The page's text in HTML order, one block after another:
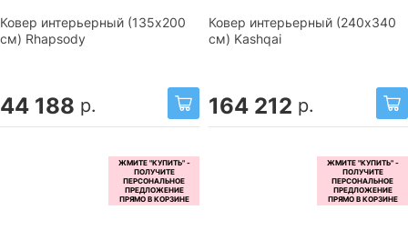
Ковер интерьерный (135x200
см) Rhapsody
44 188 р.
Ковер интерьерный (240x340
см) Kashqai
164 212 р.